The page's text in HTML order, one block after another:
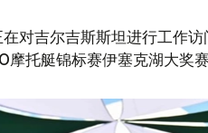
在对吉尔吉斯斯坦进行工作
摩托艇锦标赛伊塞克湖大奖赛